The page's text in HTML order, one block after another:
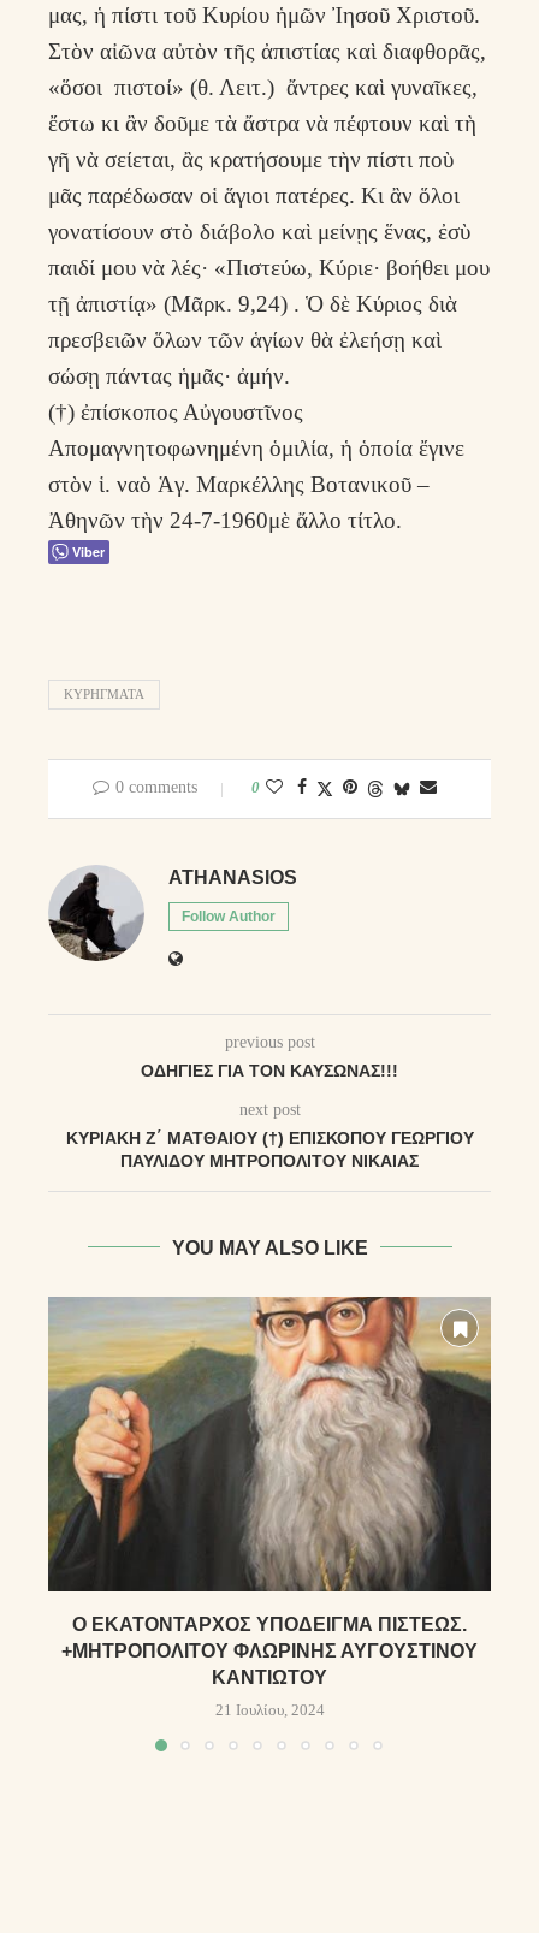
μας, ἡ πίστι τοῦ Κυρίου ἡμῶν Ἰησοῦ Χριστοῦ.
Στὸν αἰῶνα αὐτὸν τῆς ἀπιστίας καὶ διαφθορᾶς,
«ὅσοι πιστοί» (θ. Λειτ.) ἄντρες καὶ γυναῖκες,
ἔστω κι ἂν δοῦμε τὰ ἄστρα νὰ πέφτουν καὶ τὴ
γῆ νὰ σείεται, ἂς κρατήσουμε τὴν πίστι ποὺ
μᾶς παρέδωσαν οἱ ἅγιοι πατέρες. Κι ἂν ὅλοι
γονατίσουν στὸ διάβολο καὶ μείνῃς ἕνας, ἐσὺ
παιδί μου νὰ λές· «Πιστεύω, Κύριε· βοήθει μου
τῇ ἀπιστίᾳ» (Μᾶρκ. 9,24) . Ὁ δὲ Κύριος διὰ
πρεσβειῶν ὅλων τῶν ἁγίων θὰ ἐλεήσῃ καὶ
σώσῃ πάντας ἡμᾶς· ἀμήν.
(†) ἐπίσκοπος Αὐγουστῖνος
Απομαγνητοφωνημένη ὁμιλία, ἡ ὁποία ἔγινε
στὸν ἱ. ναὸ Ἁγ. Μαρκέλλης Βοτανικοῦ –
Ἀθηνῶν τὴν 24-7-1960μὲ ἄλλο τίτλο.
Viber
ΚΥΡΉΓΜΑΤΑ
0 comments 0
ATHANASIOS
Follow Author
previous post
ΟΔΗΓΊΕΣ ΓΙΑ ΤΟΝ ΚΑΎΣΩΝΑΣ!!!
next post
ΚΥΡΙΑΚΉ Ζ΄ ΜΑΤΘΑΊΟΥ (†) ἘΠΙΣΚΌΠΟΥ ΓΕΩΡΓΊΟΥ
ΠΑΥΛΊΔΟΥ ΜΗΤΡΟΠΟΛΊΤΟΥ ΝΙΚΑΊΑΣ
YOU MAY ALSO LIKE
Ὁ ἙΚΑΤΌΝΤΑΡΧΟΣ ὙΠΌΔΕΙΓΜΑ ΠΊΣΤΕΩΣ.
+ΜΗΤΡΟΠΟΛΊΤΟΥ ΦΛΩΡΊΝΗΣ ΑΥΓΟΥΣΤΊΝΟΥ
ΚΑΝΤΙΏΤΟΥ
21 Ιουλίου, 2024